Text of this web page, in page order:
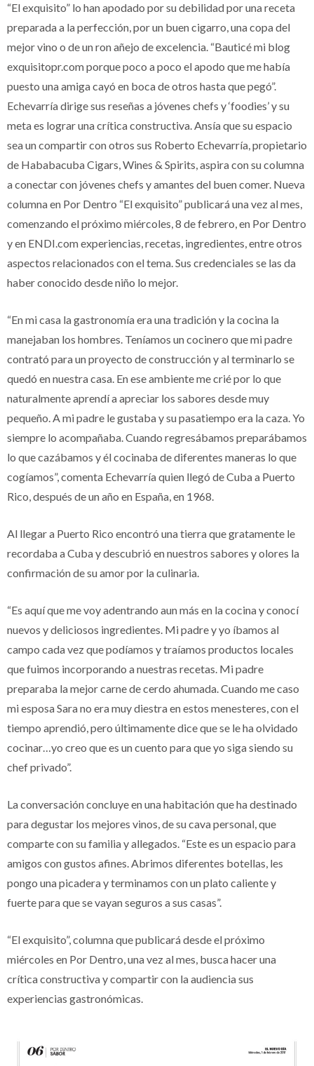
“El exquisito” lo han apodado por su debilidad por una receta
preparada a la perfección, por un buen cigarro, una copa del
mejor vino o de un ron añejo de excelencia. “Bauticé mi blog
exquisitopr.com porque poco a poco el apodo que me había
puesto una amiga cayó en boca de otros hasta que pegó”.
Echevarría dirige sus reseñas a jóvenes chefs y ‘foodies’ y su
meta es lograr una crítica constructiva. Ansía que su espacio
sea un compartir con otros sus Roberto Echevarría, propietario
de Hababacuba Cigars, Wines & Spirits, aspira con su columna
a conectar con jóvenes chefs y amantes del buen comer. Nueva
columna en Por Dentro “El exquisito” publicará una vez al mes,
comenzando el próximo miércoles, 8 de febrero, en Por Dentro
y en ENDI.comexperiencias, recetas, ingredientes, entre otros
aspectos relacionados con el tema. Sus credenciales se las da
haber conocido desde niño lo mejor.
“En mi casa la gastronomía era una tradición y la cocina la
manejaban los hombres. Teníamos un cocinero que mi padre
contrató para un proyecto de construcción y al terminarlo se
quedó en nuestra casa. En ese ambiente me crié por lo que
naturalmente aprendí a apreciar los sabores desde muy
pequeño. A mi padre le gustaba y su pasatiempo era la caza. Yo
siempre lo acompañaba. Cuando regresábamos preparábamos
lo que cazábamos y él cocinaba de diferentes maneras lo que
cogíamos”, comenta Echevarría quien llegó de Cuba a Puerto
Rico, después de un año en España, en 1968.
Al llegar a Puerto Rico encontró una tierra que gratamente le
recordaba a Cuba y descubrió en nuestros sabores y olores la
confirmación de su amor por la culinaria.
“Es aquí que me voy adentrando aun más en la cocina y conocí
nuevos y deliciosos ingredientes. Mi padre y yo íbamos al
campo cada vez que podíamos y traíamos productos locales
que fuimos incorporando a nuestras recetas. Mi padre
preparaba la mejor carne de cerdo ahumada. Cuando me caso
mi esposa Sara no era muy diestra en estos menesteres, con el
tiempo aprendió, pero últimamente dice que se le ha olvidado
cocinar…yo creo que es un cuento para que yo siga siendo su
chef privado”.
La conversación concluye en una habitación que ha destinado
para degustar los mejores vinos, de su cava personal, que
comparte con su familia y allegados. “Este es un espacio para
amigos con gustos afines. Abrimos diferentes botellas, les
pongo una picadera y terminamos con un plato caliente y
fuerte para que se vayan seguros a sus casas”.
“El exquisito”, columna que publicará desde el próximo
miércoles en Por Dentro, una vez al mes, busca hacer una
crítica constructiva y compartir con la audiencia sus
experiencias gastronómicas.